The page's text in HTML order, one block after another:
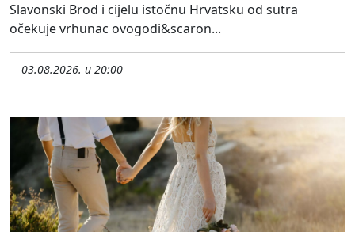
Slavonski Brod i cijelu istočnu Hrvatsku od sutra
očekuje vrhunac ovogodi&scaron...
03.08.2026. u 20:00